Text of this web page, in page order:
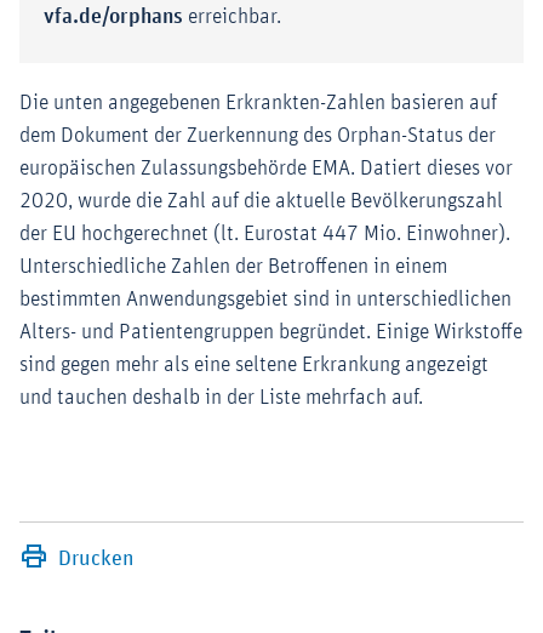
vfa.de/orphans erreichbar.
Die unten angegebenen Erkrankten-Zahlen basieren auf
dem Dokument der Zuerkennung des Orphan-Status der
europäischen Zulassungsbehörde EMA. Datiert dieses vor
2020, wurde die Zahl auf die aktuelle Bevölkerungszahl
der EU hochgerechnet (lt. Eurostat 447 Mio. Einwohner).
Unterschiedliche Zahlen der Betroffenen in einem
bestimmten Anwendungsgebiet sind in unterschiedlichen
Alters- und Patientengruppen begründet. Einige Wirkstoffe
sind gegen mehr als eine seltene Erkrankung angezeigt
und tauchen deshalb in der Liste mehrfach auf.
Drucken